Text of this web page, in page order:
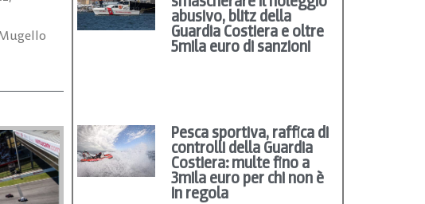
abusivo, blitz della
Guardia Costiera e oltre
5mila euro di sanzioni
Pesca sportiva, raffica di
controlli della Guardia
Costiera: multe fino a
3mila euro per chi non è
in regola